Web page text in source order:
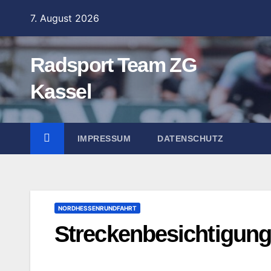
springen
7. August 2026
Radsport Team ZG
Kassel
IMPRESSUM DATENSCHUTZ
NORDHESSENRUNDFAHRT